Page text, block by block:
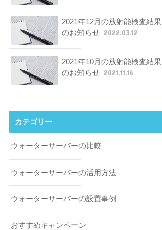
2021年12月の放射能検査結果
のお知らせ 2022.03.12
2021年10月の放射能検査結果
のお知らせ 2021.11.16
カテゴリー
ウォーターサーバーの比較
ウォーターサーバーの活用方法
ウォーターサーバーの設置事例
おすすめキャンペーン